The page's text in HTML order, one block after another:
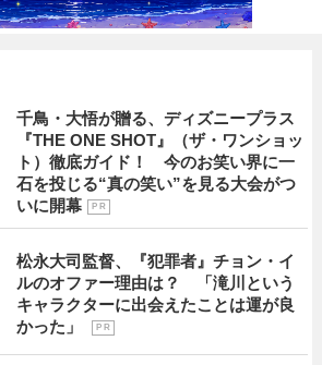
千鳥・大悟が贈る、ディズニープラス
『THE ONE SHOT』（ザ・ワンショッ
ト）徹底ガイド！ 今のお笑い界に一
石を投じる“真の笑い”を見る大会がつ
いに開幕
P R
松永大司監督、『犯罪者』チョン・イ
ルのオファー理由は？ 「滝川という
キャラクターに出会えたことは運が良
かった」
P R